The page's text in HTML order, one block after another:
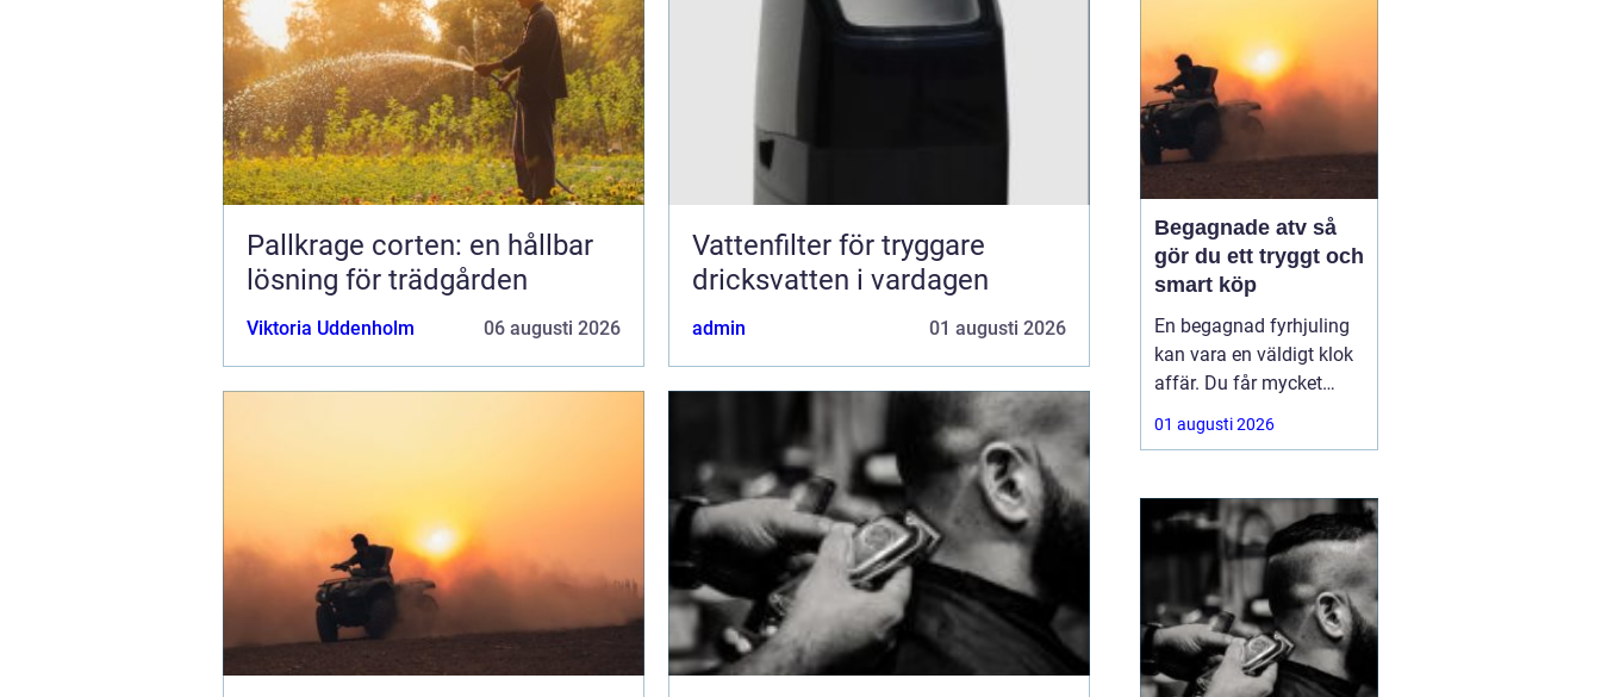
Pallkrage corten: en hållbar
lösning för trädgården
Viktoria Uddenholm 06 augusti 2026
Vattenfilter för tryggare
dricksvatten i vardagen
admin 01 augusti 2026
hårt vat...
Begagnade atv så
gör du ett tryggt och
smart köp
En begagnad fyrhjuling
kan vara en väldigt klok
affär. Du får mycket
funktion för pengarna
och slipper den största
ofta kommer direkt när
en maskin är ny.
Samtidigt kräver ett
andrahandsköp mer
eftertanke. Den som vill
köpa
01 augusti 2026